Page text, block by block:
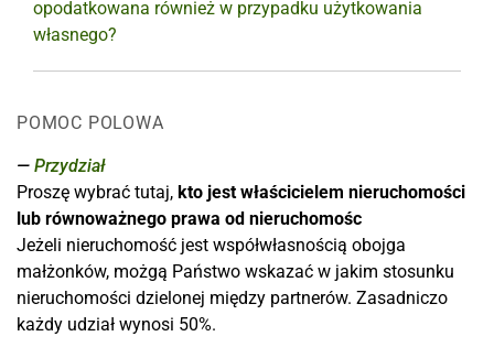
opodatkowana również w przypadku użytkowania
własnego?
POMOC POLOWA
Przydział
Proszę wybrać tutaj, kto jest właścicielem nieruchomości
lub równoważnego prawa od nieruchomośc
Jeżeli nieruchomość jest współwłasnością obojga
małżonków, możgą Państwo wskazać w jakim stosunku
nieruchomości dzielonej między partnerów. Zasadniczo
każdy udział wynosi 50%.